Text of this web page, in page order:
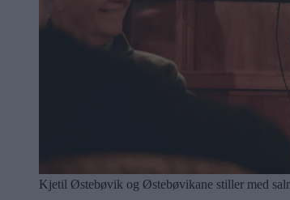
Kjetil Østebøvik og Østebøvikane stiller med